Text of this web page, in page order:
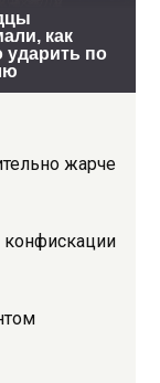
жарче
конфискации